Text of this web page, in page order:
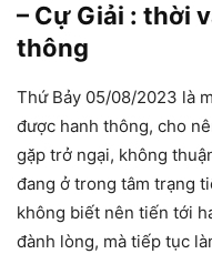
– Cự Giải : thời
thông
Thứ Bảy 05/08/2023 là
được hanh thông, cho
gặp trở ngại, không
đang ở trong tâm trạng
không biết nên tiến tới
đành lòng, mà tiếp tục